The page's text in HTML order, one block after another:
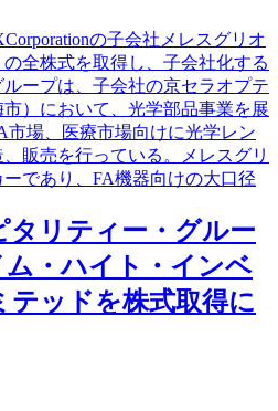
の子会社メレスグリオ
全株式を取得し、子会社化する
ープは、子会社の京セラオプテ
）において、光学部品事業を展
市場、医療市場向けに光学レン
販売を行っている。メレスグリ
であり、FA機器向けの大口径
タリティー・グルー
ム・ハイト・インベ
テッドを株式取得に